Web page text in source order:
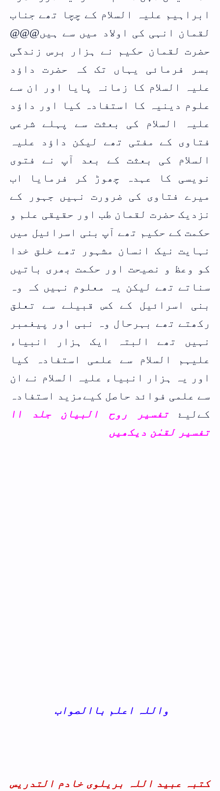
ابراہیم علیہ السلام کے چچا تھے جناب
لقمان انہی کی اولاد میں سے ہیں@@@
حضرت لقمان حکیم نے ہزار برس زندگی
بسر فرمائی یہاں تک کہ حضرت داؤد
علیہ السلام کا زمانہ پایا اور ان سے
علوم دینیہ کا استفادہ کیا اور داؤد
علیہ السلام کی بعثت سے پہلے شرعی
فتاوی کے مفتی تھے لیکن داؤد علیہ
السلام کی بعثت کے بعد آپ نے فتوی
نویسی کا عہدہ چھوڑ کر فرمایا اب
میرے فتاوی کی ضرورت نہیں جہور کے
نزدیک حضرت لقمان طب اور حقیقی علم و
حکمت کے حکیم تھے آپ بنی اسرائیل میں
نہایت نیک انسان مشہور تھے خلق خدا
کو وعظ و نصیحت اور حکمت بھری باتیں
سناتے تھے لیکن یہ معلوم نہیں کہ وہ
بنی اسرائیل کے کس قبیلے سے تعلق
رکھتے تھے بہرحال وہ نبی اور پیغمبر
نہیں تھے البتہ ایک ہزار انبیاء
علیہم السلام سے علمی استفادہ کیا
اور یہ ہزار انبیاء علیہ السلام نے ان
سے علمی فوائد حاصل کیےمزید استفادہ
کےلیۓ
تفسیر روح البیان جلد ١١
تفسیر لقمٰن دیکھیں
واللہ اعلم باالصواب
کتبہ عبید اللہ بریلوی خادم التدریس